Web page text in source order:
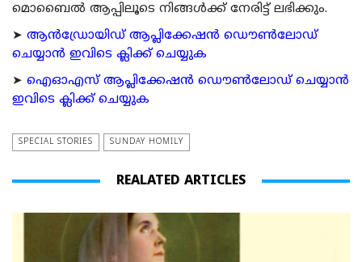
മൊബൈല്‍ ആപ്പിലൂടെ നിങ്ങള്‍ക്ക് നേരിട്ട് ലഭിക്കും.
➤ ആന്‍ഡ്രോയിഡ് ആപ്ലിക്കേഷന്‍ ഡൌണ്‍ലോഡ്
ചെയ്യാന്‍ ഇവിടെ ക്ലിക്ക് ചെയ്യുക
➤ ഐഓഎസ് ആപ്ലിക്കേഷന്‍ ഡൌണ്‍ലോഡ് ചെയ്യാന്‍
ഇവിടെ ക്ലിക്ക് ചെയ്യുക
SPECIAL STORIES SUNDAY HOMILY
REALATED ARTICLES